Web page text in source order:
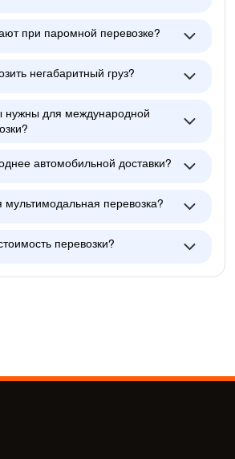
при паромной перевозке?
негабаритный груз?
нужны для международной
автомобильной доставки?
мультимодальная перевозка?
перевозки?